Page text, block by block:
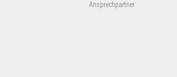
Ansprechpartner